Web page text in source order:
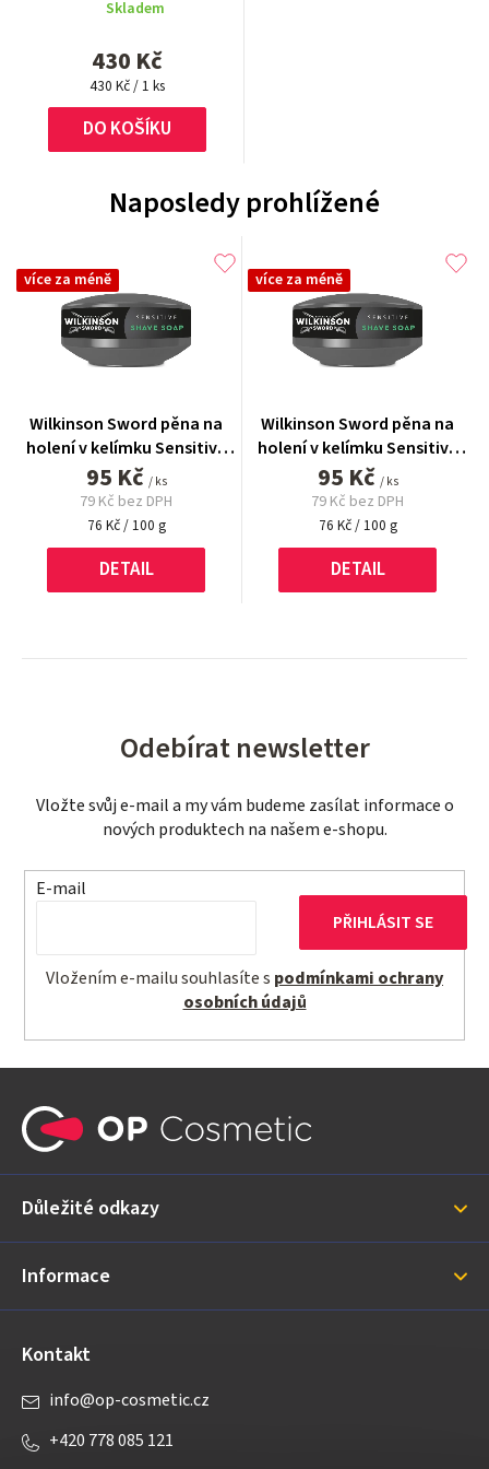
strojek + náhradní břity 9 ks
je
z
5
hvězdiček.
Skladem
430 Kč
Měrná
cena:
430 Kč / 1 ks
DO KOŠÍKU
Naposledy prohlížené
více za méně
Wilkinson Sword pěna na
holení v kelímku Sensitive
125 g
95 Kč / ks
79 Kč bez DPH
Měrná
76 Kč / 100 g
DETAIL
více za méně
Wilkinson Sword pěna na
holení v kelímku Sensitive
125 g
95 Kč / ks
79 Kč bez DPH
Měrná
76 Kč / 100 g
DETAIL
Odebírat newsletter
Vložte svůj e-mail a my vám budeme zasílat informace o
nových produktech na našem e-shopu.
E-mail
Vložením e-mailu souhlasíte s podmínkami ochrany
osobních údajů
PŘIHLÁSIT SE
a
í
Důležité odkazy
Informace
Kontakt
info@op-cosmetic.cz
+420 778 085 121